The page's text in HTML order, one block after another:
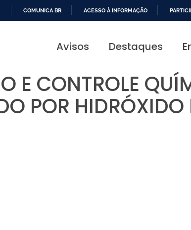
PARA
COMUNICA BR ACESSO À INFORMAÇÃO
Avisos Destaques
E CONTROLE
POR HIDRÓXIDO